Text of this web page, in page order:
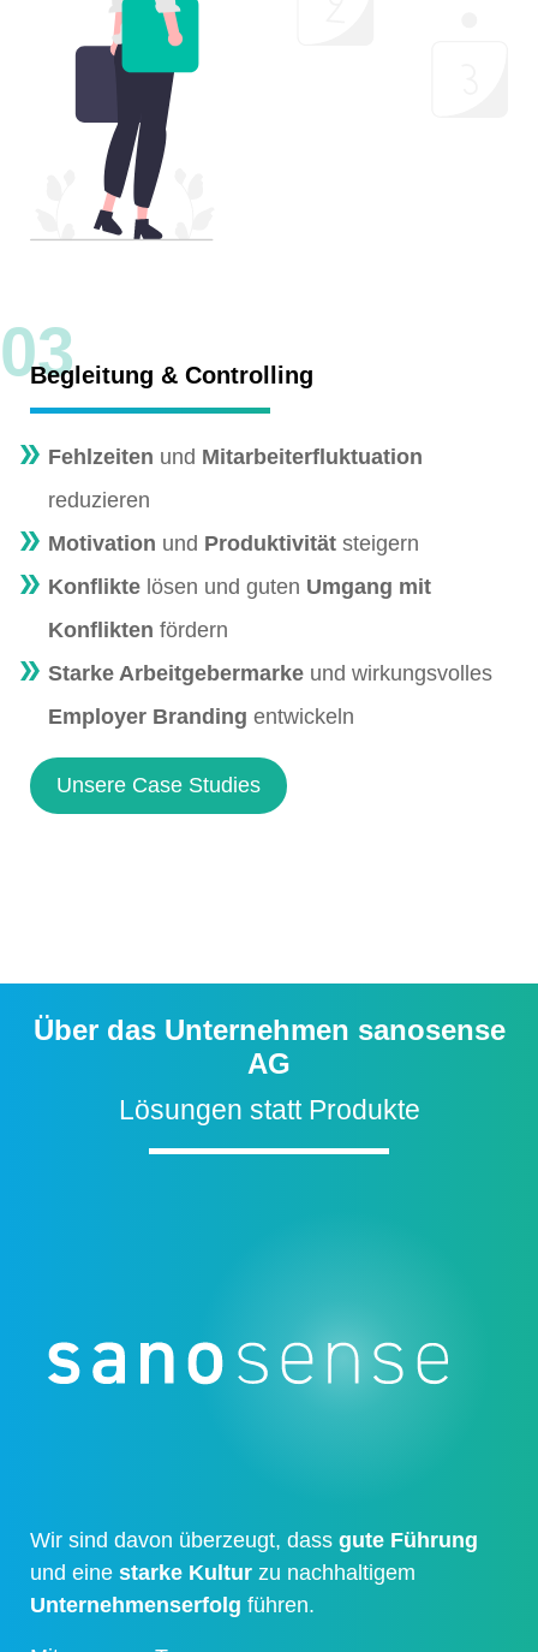
03
Begleitung & Controlling
Fehlzeiten und Mitarbeiterfluktuation
reduzieren
Motivation und Produktivität steigern
Konflikte lösen und guten Umgang mit
Konflikten fördern
Starke Arbeitgebermarke und wirkungsvolles
Employer Branding entwickeln
Unsere Case Studies
Über das Unternehmen sanosense
AG
Lösungen statt Produkte
Wir sind davon überzeugt, dass gute Führung
und eine starke Kultur zu nachhaltigem
Unternehmenserfolg führen.